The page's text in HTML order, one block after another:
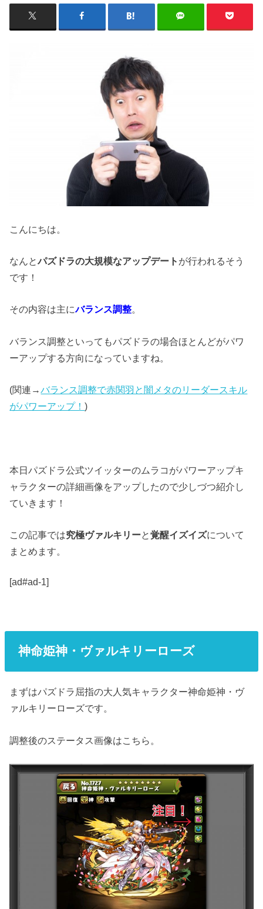
こんにちは。
なんとパズドラの大規模なアップデート が行われるそう
です！
その内容は主にバランス調整。
バランス調整といってもパズドラの場合ほとんどがパワ
ーアップする方向になっていますね。
(関連→バランス調整で赤関羽と闇メタのリーダースキル
がパワーアップ！)
本日パズドラ公式ツイッターのムラコがパワーアップキ
ャラクターの詳細画像をアップしたので少しづつ紹介し
ていきます！
この記事では究極ヴァルキリーと覚醒イズイズについて
まとめます。
[ad#ad-1]
神命姫神・ヴァルキリーローズ
まずはパズドラ屈指の大人気キャラクター神命姫神・ヴ
ァルキリーローズです。
調整後のステータス画像はこちら。